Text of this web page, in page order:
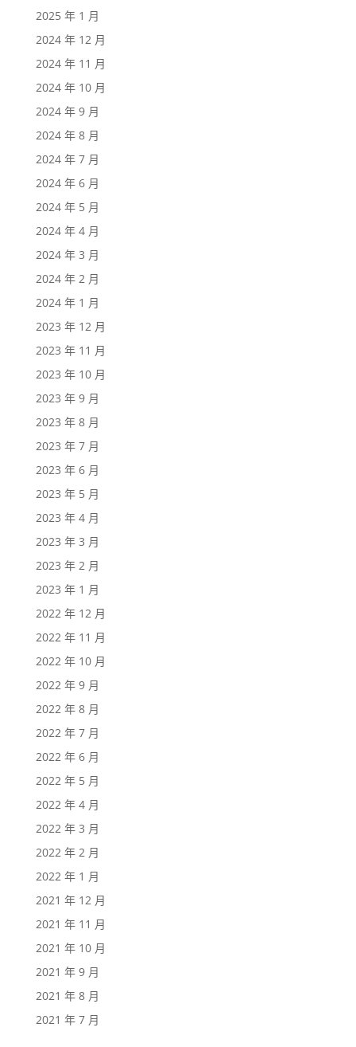
2025 年 1 月
2024 年 12 月
2024 年 11 月
2024 年 10 月
2024 年 9 月
2024 年 8 月
2024 年 7 月
2024 年 6 月
2024 年 5 月
2024 年 4 月
2024 年 3 月
2024 年 2 月
2024 年 1 月
2023 年 12 月
2023 年 11 月
2023 年 10 月
2023 年 9 月
2023 年 8 月
2023 年 7 月
2023 年 6 月
2023 年 5 月
2023 年 4 月
2023 年 3 月
2023 年 2 月
2023 年 1 月
2022 年 12 月
2022 年 11 月
2022 年 10 月
2022 年 9 月
2022 年 8 月
2022 年 7 月
2022 年 6 月
2022 年 5 月
2022 年 4 月
2022 年 3 月
2022 年 2 月
2022 年 1 月
2021 年 12 月
2021 年 11 月
2021 年 10 月
2021 年 9 月
2021 年 8 月
2021 年 7 月